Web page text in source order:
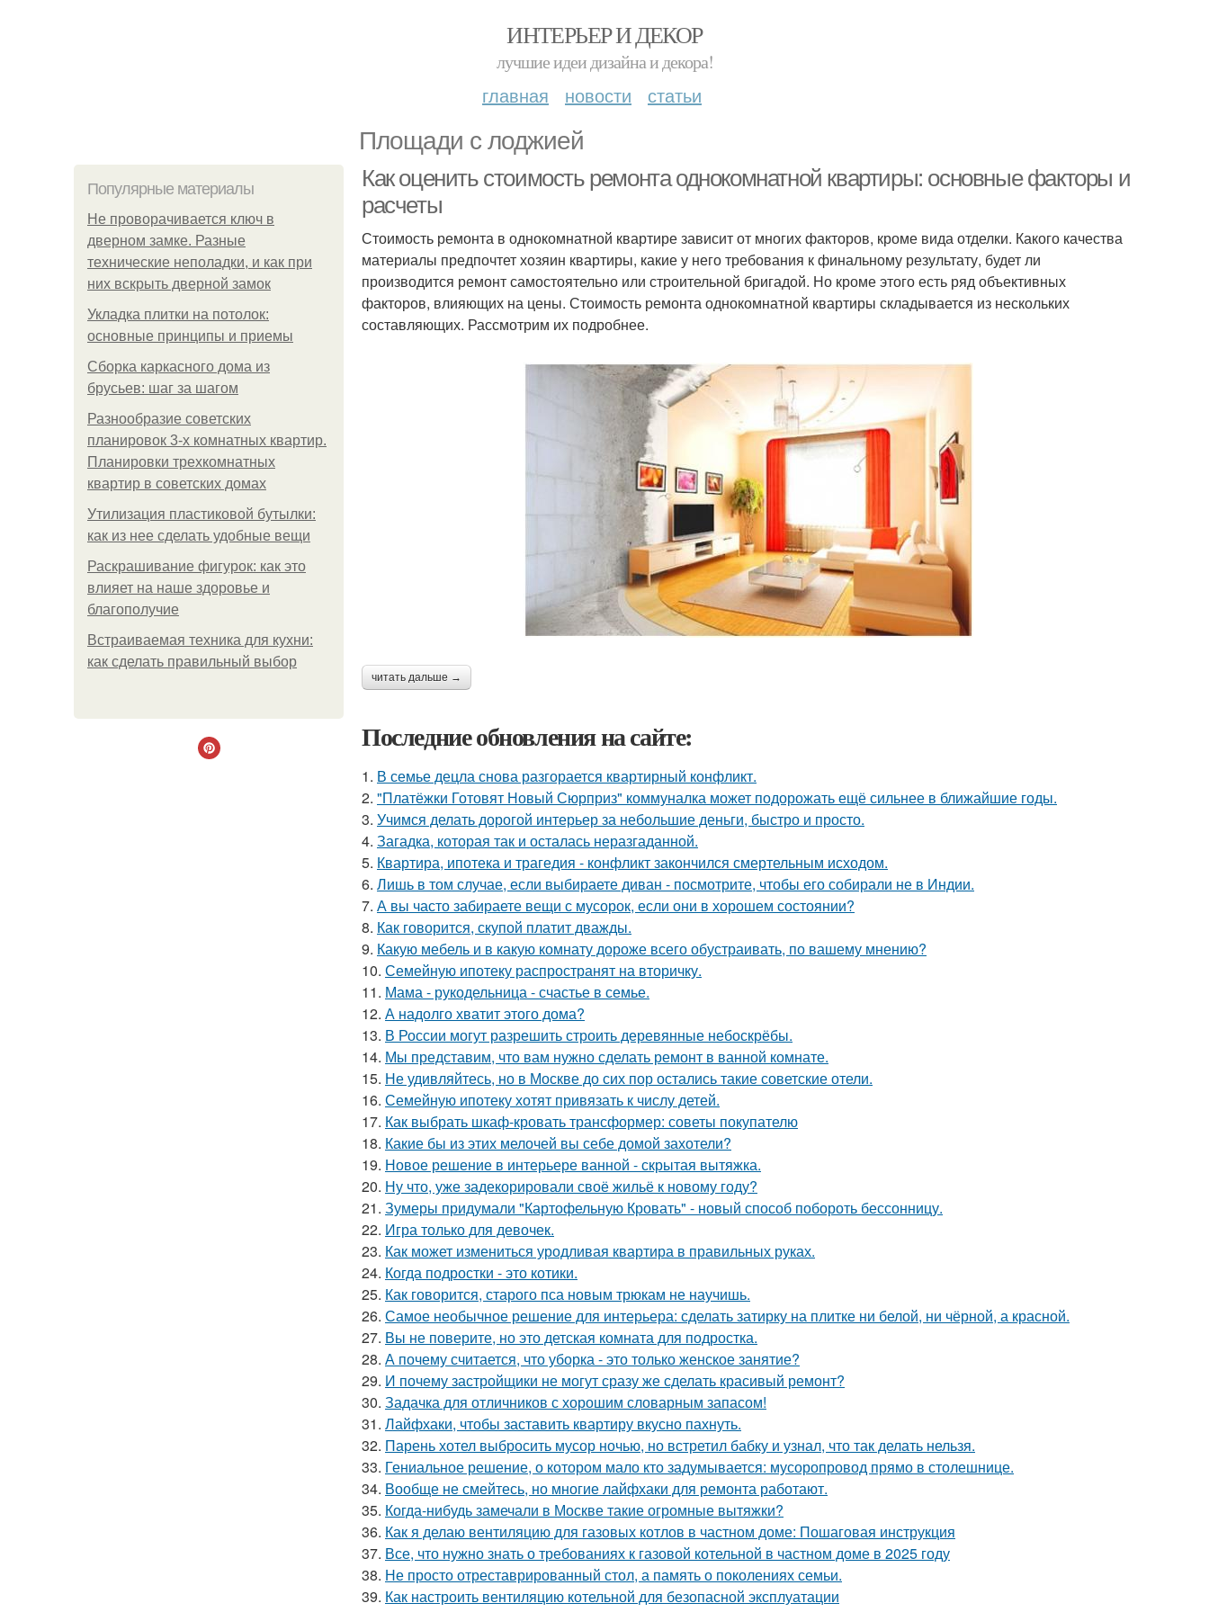
ИНТЕРЬЕР И ДЕКОР
лучшие идеи дизайна и декора!
главная новости статьи
Площади с лоджией
Популярные материалы
Не проворачивается ключ в
дверном замке. Разные
технические неполадки, и как при
них вскрыть дверной замок
Укладка плитки на потолок:
основные принципы и приемы
Сборка каркасного дома из
брусьев: шаг за шагом
Разнообразие советских
планировок 3-х комнатных квартир.
Планировки трехкомнатных
квартир в советских домах
Утилизация пластиковой бутылки:
как из нее сделать удобные вещи
Раскрашивание фигурок: как это
влияет на наше здоровье и
благополучие
Встраиваемая техника для кухни:
как сделать правильный выбор
Как оценить стоимость ремонта однокомнатной квартиры: основные факторы и
расчеты
Стоимость ремонта в однокомнатной квартире зависит от многих факторов, кроме вида отделки. Какого качества
материалы предпочтет хозяин квартиры, какие у него требования к финальному результату, будет ли
производится ремонт самостоятельно или строительной бригадой. Но кроме этого есть ряд объективных
факторов, влияющих на цены. Стоимость ремонта однокомнатной квартиры складывается из нескольких
составляющих. Рассмотрим их подробнее.
читать дальше →
Последние обновления на сайте:
1. В семье децла снова разгорается квартирный конфликт.
2. "Платёжки Готовят Новый Сюрприз" коммуналка может подорожать ещё сильнее в ближайшие годы.
3. Учимся делать дорогой интерьер за небольшие деньги, быстро и просто.
4. Загадка, которая так и осталась неразгаданной.
5. Квартира, ипотека и трагедия - конфликт закончился смертельным исходом.
6. Лишь в том случае, если выбираете диван - посмотрите, чтобы его собирали не в Индии.
7. А вы часто забираете вещи с мусорок, если они в хорошем состоянии?
8. Как говорится, скупой платит дважды.
9. Какую мебель и в какую комнату дороже всего обустраивать, по вашему мнению?
10. Семейную ипотеку распространят на вторичку.
11. Мама - рукодельница - счастье в семье.
12. А надолго хватит этого дома?
13. В России могут разрешить строить деревянные небоскрёбы.
14. Мы представим, что вам нужно сделать ремонт в ванной комнате.
15. Не удивляйтесь, но в Москве до сих пор остались такие советские отели.
16. Семейную ипотеку хотят привязать к числу детей.
17. Как выбрать шкаф-кровать трансформер: советы покупателю
18. Какие бы из этих мелочей вы себе домой захотели?
19. Новое решение в интерьере ванной - скрытая вытяжка.
20. Ну что, уже задекорировали своё жильё к новому году?
21. Зумеры придумали "Картофельную Кровать" - новый способ побороть бессонницу.
22. Игра только для девочек.
23. Как может измениться уродливая квартира в правильных руках.
24. Когда подростки - это котики.
25. Как говорится, старого пса новым трюкам не научишь.
26. Самое необычное решение для интерьера: сделать затирку на плитке ни белой, ни чёрной, а красной.
27. Вы не поверите, но это детская комната для подростка.
28. А почему считается, что уборка - это только женское занятие?
29. И почему застройщики не могут сразу же сделать красивый ремонт?
30. Задачка для отличников с хорошим словарным запасом!
31. Лайфхаки, чтобы заставить квартиру вкусно пахнуть.
32. Парень хотел выбросить мусор ночью, но встретил бабку и узнал, что так делать нельзя.
33. Гениальное решение, о котором мало кто задумывается: мусоропровод прямо в столешнице.
34. Вообще не смейтесь, но многие лайфхаки для ремонта работают.
35. Когда-нибудь замечали в Москве такие огромные вытяжки?
36. Как я делаю вентиляцию для газовых котлов в частном доме: Пошаговая инструкция
37. Все, что нужно знать о требованиях к газовой котельной в частном доме в 2025 году
38. Не просто отреставрированный стол, а память о поколениях семьи.
39. Как настроить вентиляцию котельной для безопасной эксплуатации